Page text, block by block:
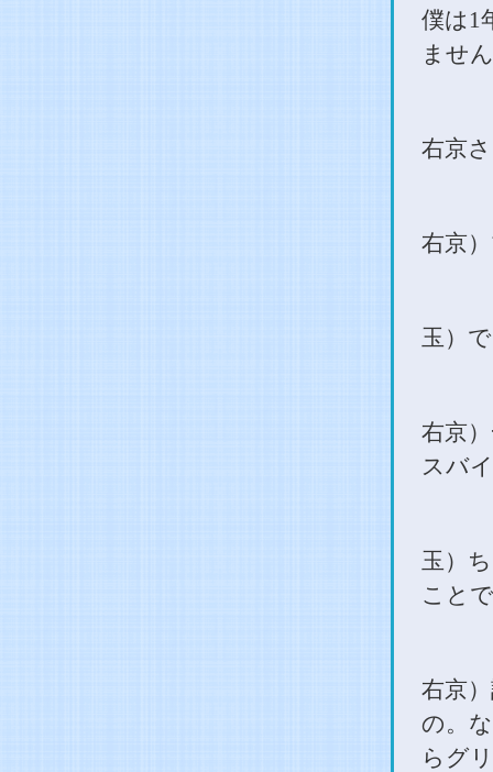
僕は 1
ませ
右京
右京
玉）
右京
スバ
玉）
こと
右京
の。
らグ